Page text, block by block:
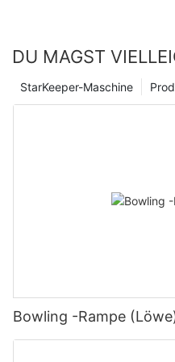
DU MAGST
StarKeeper-Maschine
Bowling -Rampe